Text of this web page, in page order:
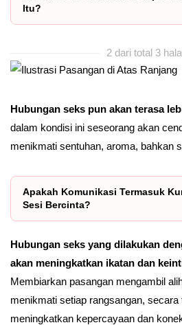
Itu?
2 dari total 3
Hubungan seks pun akan terasa
dalam kondisi ini seseorang akan
menikmati sentuhan, aroma, bahkan
Apakah Komunikasi Termasuk
Sesi Bercinta?
Hubungan seks yang dilakukan
akan meningkatkan ikatan dan
Membiarkan pasangan mengambil
menikmati setiap rangsangan,
meningkatkan kepercayaan dan